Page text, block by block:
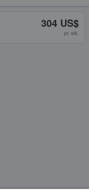
304 US$
pr. stk.